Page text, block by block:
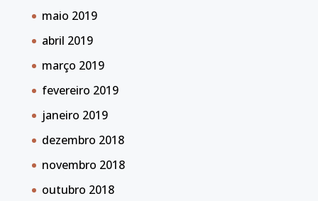
maio 2019
abril 2019
março 2019
fevereiro 2019
janeiro 2019
dezembro 2018
novembro 2018
outubro 2018